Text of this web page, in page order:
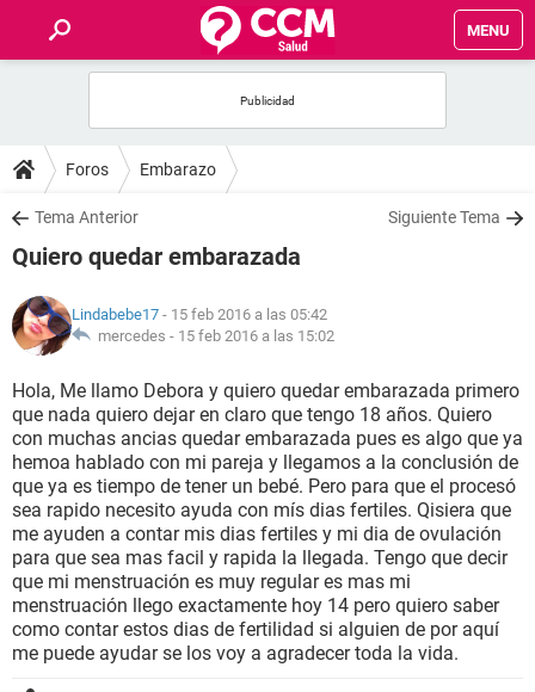
MENU
FOROS
SALUD
FAMILIA
NUTRICIÓN
BIENESTAR
SEXUALIDAD
GLOSARIO
Foros Embarazo
Tema Anterior Siguiente Tema
Quiero quedar embarazada
Lindabebe17 - 15 feb 2016 a las 05:42
mercedes - 15 feb 2016 a las 15:02
Hola, Me llamo Debora y quiero quedar embarazada primero
que nada quiero dejar en claro que tengo 18 años. Quiero
con muchas ancias quedar embarazada pues es algo que ya
hemoa hablado con mi pareja y llegamos a la conclusión de
que ya es tiempo de tener un bebé. Pero para que el procesó
sea rapido necesito ayuda con mís dias fertiles. Qisiera que
me ayuden a contar mis dias fertiles y mi dia de ovulación
para que sea mas facil y rapida la llegada. Tengo que decir
que mi menstruación es muy regular es mas mi
menstruación llego exactamente hoy 14 pero quiero saber
como contar estos dias de fertilidad si alguien de por aquí
me puede ayudar se los voy a agradecer toda la vida.